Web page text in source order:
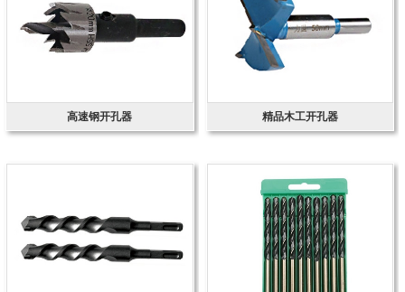
高速钢开孔器 精品木工开孔器